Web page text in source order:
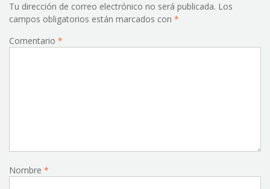
Tu dirección de correo electrónico no será publicada. Los
campos obligatorios están marcados con *
Comentario *
Nombre *